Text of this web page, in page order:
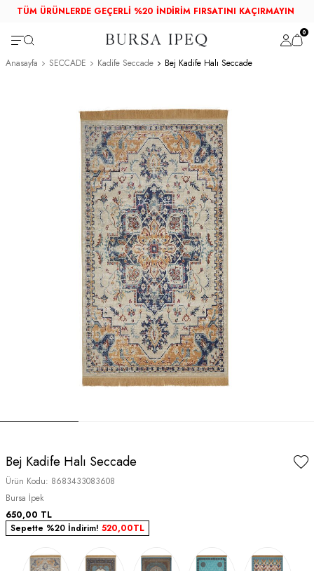
TÜM ÜRÜNLERDE GEÇERLİ %20 İNDİRİM FIRSATINI KAÇIRMAYIN
0
Anasayfa SECCADE Kadife Seccade Bej Kadife Halı Seccade
Bej Kadife Halı Seccade
Ürün Kodu: 8683433083608
Bursa İpek
650,00 TL
Sepette %20 İndirim! 520,00TL